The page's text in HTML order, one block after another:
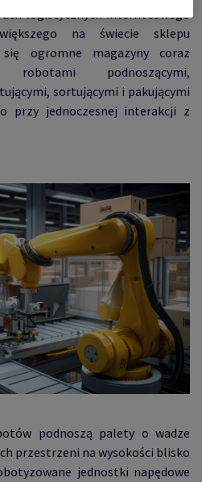
logistycznych internetowego
na świecie sklepu
ogromne magazyny coraz
robotami podnoszącymi,
sortującymi i pakującymi
przy jednoczesnej interakcji z
podnoszą palety o wadze
przestrzeni na wysokości blisko
jednostki napędowe